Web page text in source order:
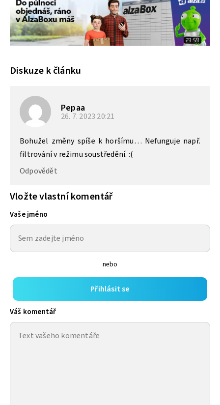
Diskuze k článku
Pepaa
26. 7. 2023 20:21
Bohužel změny spíše k horšímu… Nefunguje např.
filtrování v režimu soustředění. :(
Odpovědět
Vložte vlastní komentář
Vaše jméno
nebo
Přihlásit se
Váš komentář